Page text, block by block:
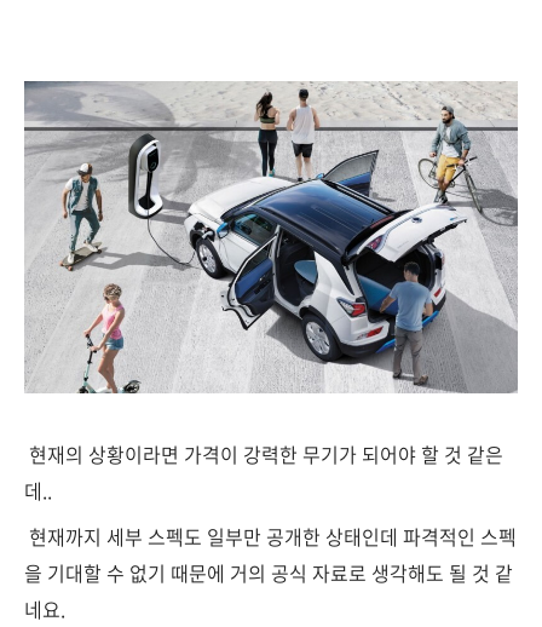
현재의 상황이라면 가격이 강력한 무기가 되어야 할 것 같은
데..
현재까지 세부 스펙도 일부만 공개한 상태인데 파격적인 스펙
을 기대할 수 없기 때문에 거의 공식 자료로 생각해도 될 것 같
네요.